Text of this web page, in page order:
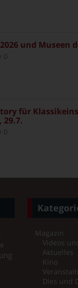
2026 und
0
für
29.7.
0
Magazin
Videos
Aktuelles
Kino
Dies und